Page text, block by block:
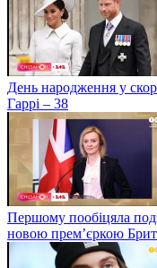
День народження у
Гаррі – 38
Першому пообіцяла
новою прем’єркою